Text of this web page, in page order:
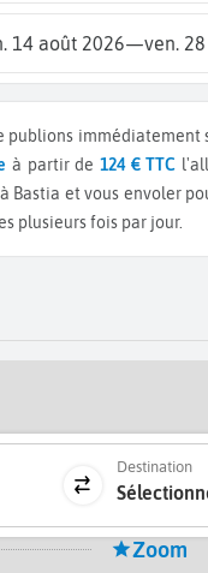
14 août 2026—ven.
immédiatement
à partir de 124 € TTC
Bastia et vous envoler
plusieurs fois par jour.
Destination
Zoom